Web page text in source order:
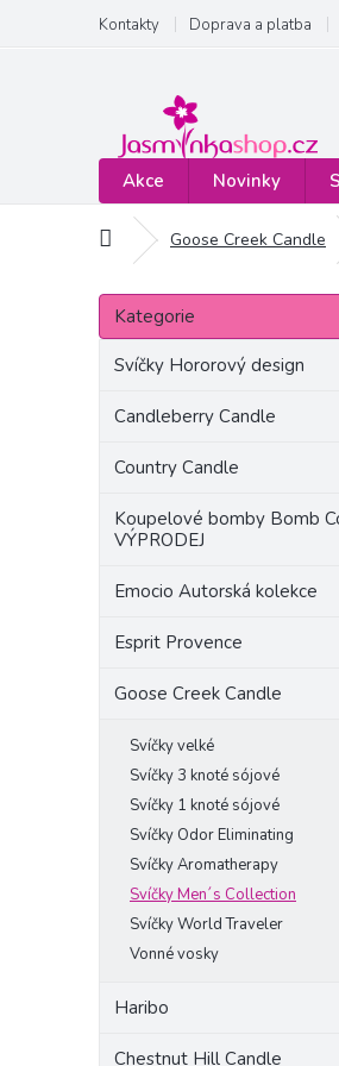
obsah
Kontakty Doprava a platba
Akce Novinky
Domů Goose Creek Candle
P
s
Přeskočit
kategorie
Kategorie
Svíčky Hororový design
Candleberry Candle
Country Candle
Koupelové bomby Bomb
VÝPRODEJ
Emocio Autorská kolekce
Esprit Provence
Goose Creek Candle
Svíčky velké
Svíčky 3 knoté sójové
Svíčky 1 knoté sójové
Svíčky Odor Eliminating
Svíčky Aromatherapy
Svíčky Men´s Collection
Svíčky World Traveler
Vonné vosky
Haribo
Chestnut Hill Candle